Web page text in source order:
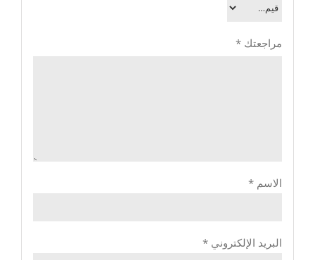
مراجعتك *
الاسم *
البريد الإلكتروني *